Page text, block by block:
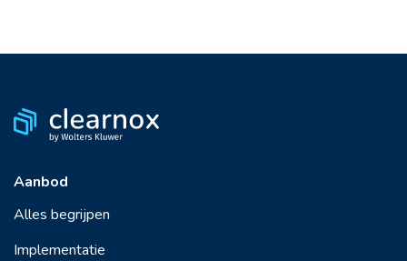
Aanbod
Alles begrijpen
Implementatie